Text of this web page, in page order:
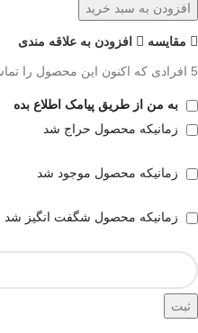
افزودن به سبد خرید
مقايسه افزودن به علاقه مندی
5 افرادی که اکنون این محصول را
به من از طریق پیامک اطلاع بده
زمانیکه محصول حراج شد
زمانیکه محصول موجود شد
زمانیکه محصول شگفت انگیز شد
ثبت